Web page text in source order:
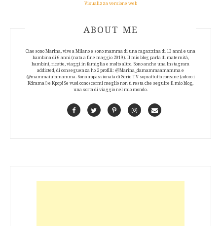
Visualizza versione web
ABOUT AUTHOR
ABOUT ME
Ciao sono Marina, vivo a Milano e sono mamma di una ragazzina di 13 anni e una
bambina di 6 anni (nata a fine maggio 2019). Il mio blog parla di maternità,
bambini, ricette, viaggi in famiglia e molto altro. Sono anche una Instagram
addicted, di conseguenza ho 2 profili: @Marina_damammaamamma e
@mammaiutamamma. Sono appassionata di Serie TV soprattutto coreane (adoro i
Kdrama!) e Kpop! Se vuoi conoscermi meglio non ti resta che seguire il mio blog,
una sorta di viaggio nel mio mondo.
FacebookTwitterPinterestInstagramContact